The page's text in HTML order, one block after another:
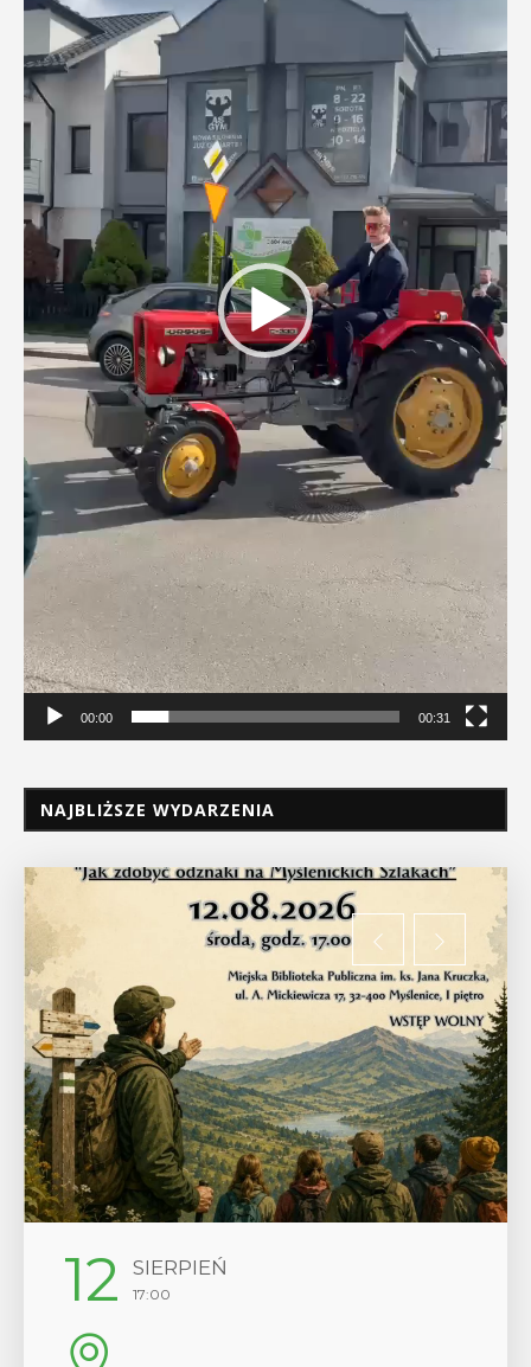
00:00 00:31
NAJBLIŻSZE WYDARZENIA
29 SIERPIEŃ
08:00 - 18:00